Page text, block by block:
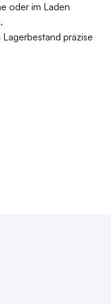
oder im Laden
präzise